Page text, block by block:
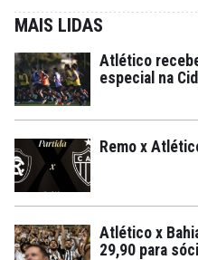
MAIS LIDAS
Atlético
especial na
Remo x
Atlético x
29,90 para